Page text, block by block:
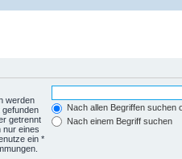
werden
getrennt
nur eines
ein *
Nach allen Begriffen suchen
Nach einem Begriff suchen